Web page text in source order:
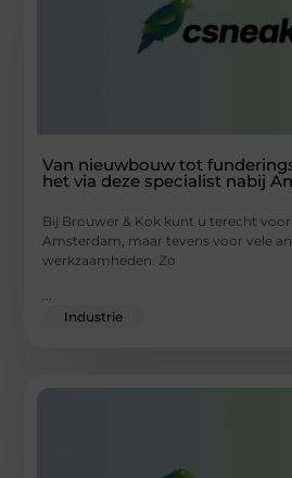
Van nieuwbouw tot
het via deze specialist nabij
Bij Brouwer & Kok kunt u terecht
Amsterdam, maar tevens voor vele
werkzaamheden. Zo
...
Industrie